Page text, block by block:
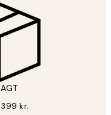
kr.